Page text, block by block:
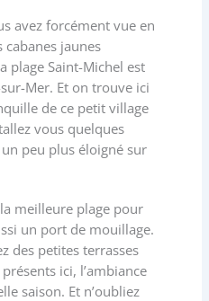
avez forcément vue en
cabanes jaunes
plage Saint-Michel est
Mer. Et on trouve ici
de ce petit village
vous quelques
peu plus éloigné sur
meilleure plage pour
un port de mouillage.
des petites terrasses
ici, l’ambiance
saison. Et n’oubliez